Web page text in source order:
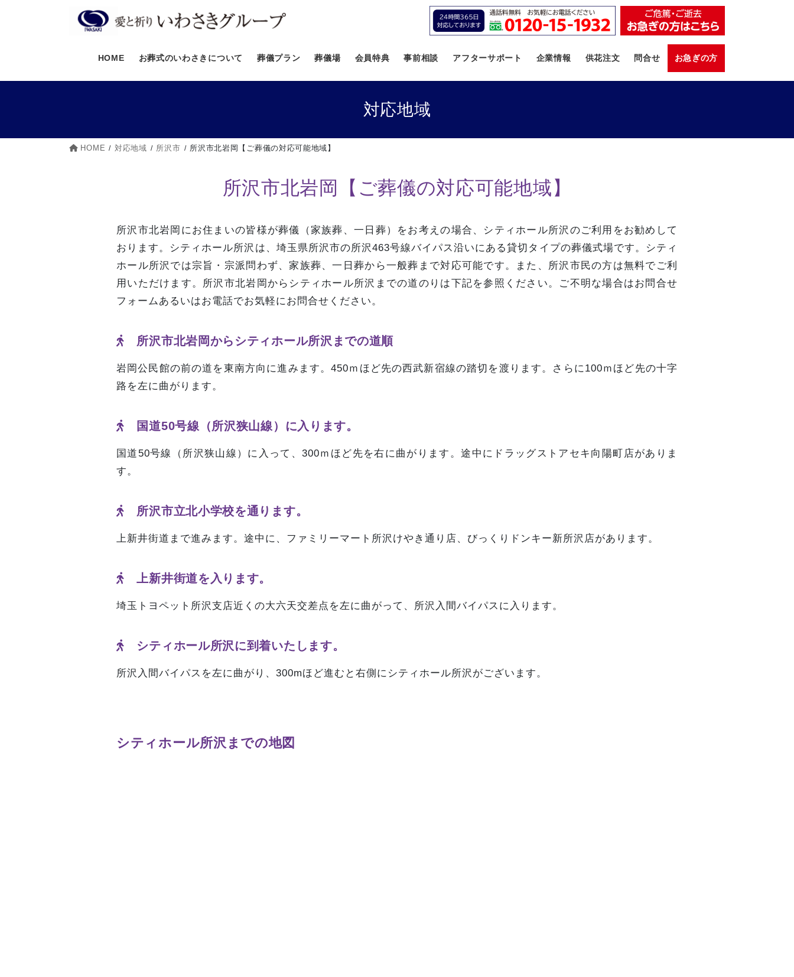
へ
プ
ョ
動
HOME お葬式のいわさきについて 葬儀プラン 葬儀場 会員特典 事前相談 アフターサポート 企業情報 供花注文 問合せ お急ぎの方
対応地域
HOME 対応地域 所沢市 所沢市北岩岡【ご葬儀の対応可能地域】
所沢市北岩岡【ご葬儀の対応可能地域】
所沢市北岩岡にお住まいの皆様が葬儀（家族葬、一日葬）をお考えの場合、シティホール所沢のご利用をお勧めして
おります。シティホール所沢は、埼玉県所沢市の所沢463号線バイパス沿いにある貸切タイプの葬儀式場です。シティ
ホール所沢では宗旨・宗派問わず、家族葬、一日葬から一般葬まで対応可能です。また、所沢市民の方は無料でご利
用いただけます。所沢市北岩岡からシティホール所沢までの道のりは下記を参照ください。ご不明な場合はお問合せ
フォームあるいはお電話でお気軽にお問合せください。
所沢市北岩岡からシティホール所沢までの道順
岩岡公民館の前の道を東南方向に進みます。450ｍほど先の西武新宿線の踏切を渡ります。さらに100ｍほど先の十字
路を左に曲がります。
国道50号線（所沢狭山線）に入ります。
国道50号線（所沢狭山線）に入って、300ｍほど先を右に曲がります。途中にドラッグストアセキ向陽町店がありま
す。
所沢市立北小学校を通ります。
上新井街道まで進みます。途中に、ファミリーマート所沢けやき通り店、びっくりドンキー新所沢店があります。
上新井街道を入ります。
埼玉トヨペット所沢支店近くの大六天交差点を左に曲がって、所沢入間バイパスに入ります。
シティホール所沢に到着いたします。
所沢入間バイパスを左に曲がり、300mほど進むと右側にシティホール所沢がございます。
シティホール所沢までの地図